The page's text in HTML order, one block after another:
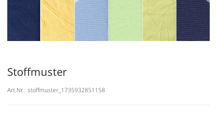
Stoffmuster
Art.Nr.: stoffmuster_1735932851158